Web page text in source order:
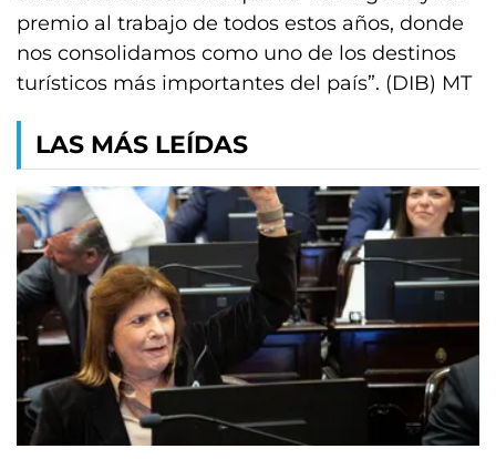
premio al trabajo de todos estos años, donde
nos consolidamos como uno de los destinos
turísticos más importantes del país”. (DIB) MT
LAS MÁS LEÍDAS